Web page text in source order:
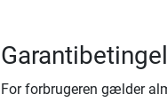
For forbrugeren gælder